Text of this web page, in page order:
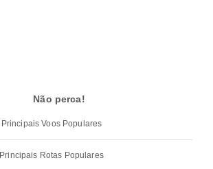
Não perca!
Principais Voos Populares
Principais Rotas Populares